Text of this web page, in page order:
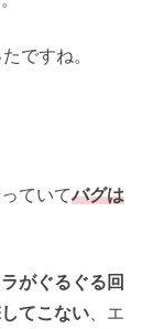
ですね。
ていてバグは
がぐるぐる回
てこない 、エ